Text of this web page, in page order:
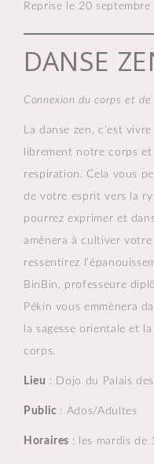
Reprise le 20 septembre
DANSE
Connexion du corps et de
La danse zen, c’est
librement notre corps
respiration. Cela vous
de votre esprit vers la
pourrez exprimer et
amènera à cultiver
ressentirez
BinBin, professeure
Pékin vous emmènera
la sagesse orientale et
corps.
Lieu : Dojo du Palais
Public : Ados/Adultes
Horaires : les mardis de